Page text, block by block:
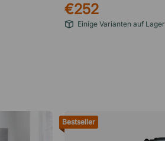
€252
Einige Varianten auf Lager
Bestseller